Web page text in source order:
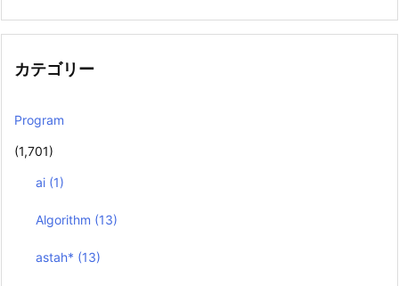
カテゴリー
Program
(1,701)
ai (1)
Algorithm (13)
astah* (13)